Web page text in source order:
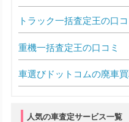
トラック一括査定王の口コ
重機一括査定王の口コミ
車選びドットコムの廃車買
人気の車査定サービス一覧